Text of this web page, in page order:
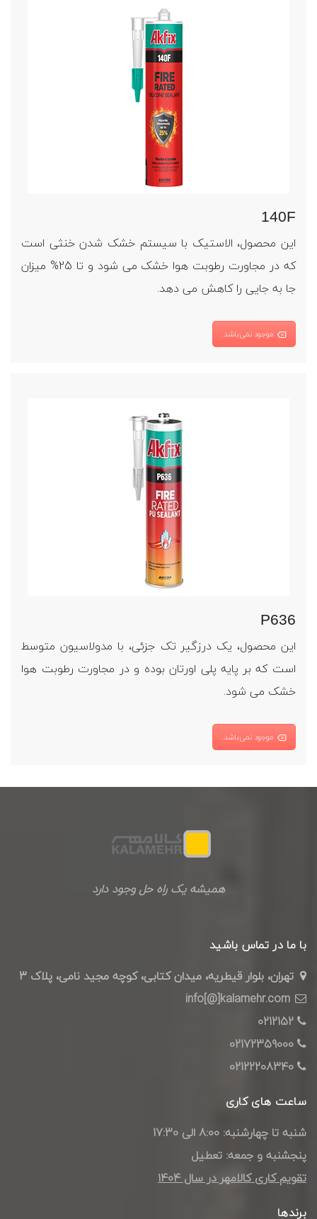
140F
این محصول، الاستیک با سیستم خشک شدن خنثی است
که در مجاورت رطوبت هوا خشک می شود و تا 25% میزان
جا به جایی را کاهش می دهد.
موجود نمی‌باشد.
P636
این محصول، یک درزگیر تک جزئی، با مدولاسیون متوسط
است که بر پایه پلی اورتان بوده و در مجاورت رطوبت هوا
خشک می شود.
موجود نمی‌باشد.
همیشه یک راه حل وجود دارد
با ما در تماس باشید
تهران، بلوار قیطریه، میدان کتابی، کوچه مجید نامی، پلاک 3
0212152
02172359000
02122208340
ساعت های کاری
شنبه تا چهارشنبه: 8:00 الی 17:30
پنجشنبه و جمعه: تعطیل
تقویم کاری کالامهر در سال ۱۴۰4
برندها